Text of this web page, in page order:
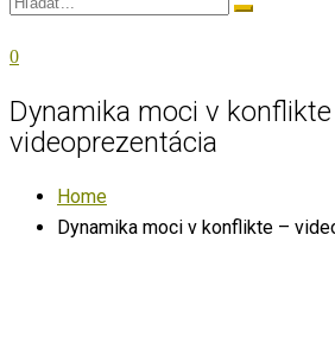
0
Dynamika moci v
videoprezentácia
Home
Dynamika moci v konflikte –